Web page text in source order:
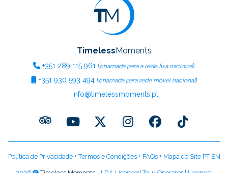
Timeless Moments
+351 289 115 961 (chamada para a rede fixa nacional)
+351930 593 494(chamada para rede móvel nacional)
info@timelessmoments.pt
Política de Privacidade+Termos e Condições+ FAQs+ Mapa do Site PT EN